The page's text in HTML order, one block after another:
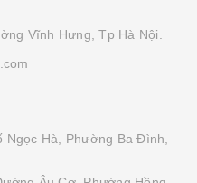
Vĩnh Hưng, Tp Hà Nội.
Hà, Phường Ba Đình,